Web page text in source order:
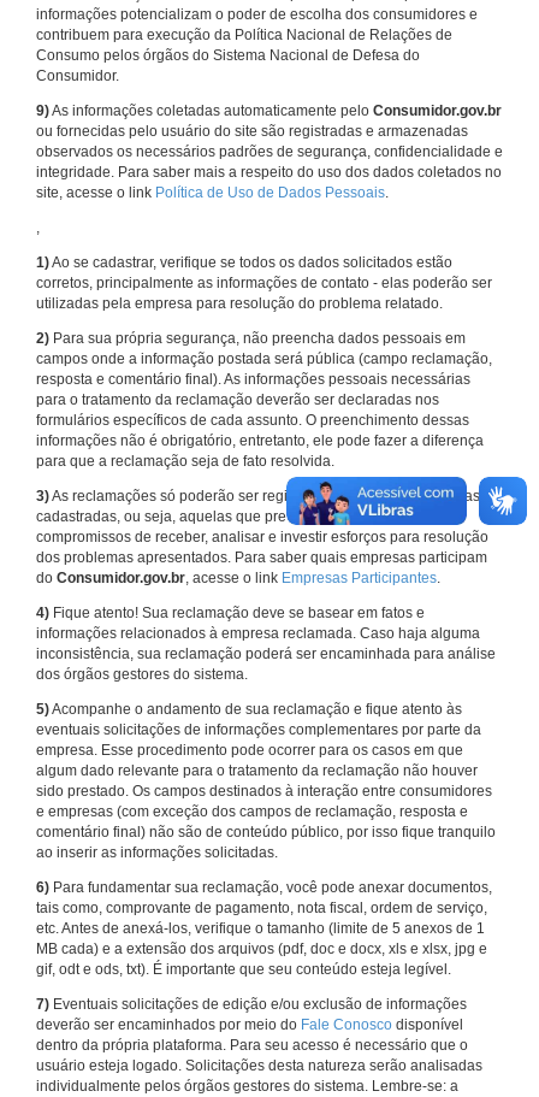
informações potencializam o poder de escolha dos consumidores e
contribuem para execução da Política Nacional de Relações de
Consumo pelos órgãos do Sistema Nacional de Defesa do
Consumidor.
9)As informações coletadas automaticamente pelo Consumidor.gov.br
ou fornecidas pelo usuário do site são registradas e armazenadas
observados os necessários padrões de segurança, confidencialidade e
integridade. Para saber mais a respeito do uso dos dados coletados no
site, acesse o link Política de Uso de Dados Pessoais.
,
1)Ao se cadastrar, verifique se todos os dados solicitados estão
corretos, principalmente as informações de contato - elas poderão ser
utilizadas pela empresa para resolução do problema relatado.
2) Para sua própria segurança, não preencha dados pessoais em
campos onde a informação postada será pública (campo reclamação,
resposta e comentário final). As informações pessoais necessárias
para o tratamento da reclamação deverão ser declaradas nos
formulários específicos de cada assunto. O preenchimento dessas
informações não é obrigatório, entretanto, ele pode fazer a diferença
para que a reclamação seja de fato resolvida.
3)As reclamações só poderão ser registradas em face de empresas
cadastradas, ou seja, aquelas que previamente assumiram
compromissos de receber, analisar e investir esforços para resolução
dos problemas apresentados. Para saber quais empresas participam
do Consumidor.gov.br, acesse o link Empresas Participantes.
4) Fique atento! Sua reclamação deve se basear em fatos e
informações relacionados à empresa reclamada. Caso haja alguma
inconsistência, sua reclamação poderá ser encaminhada para análise
dos órgãos gestores do sistema.
5)Acompanhe o andamento de sua reclamação e fique atento às
eventuais solicitações de informações complementares por parte da
empresa. Esse procedimento pode ocorrer para os casos em que
algum dado relevante para o tratamento da reclamação não houver
sido prestado. Os campos destinados à interação entre consumidores
e empresas (com exceção dos campos de reclamação, resposta e
comentário final) não são de conteúdo público, por isso fique tranquilo
ao inserir as informações solicitadas.
6) Para fundamentar sua reclamação, você pode anexar documentos,
tais como, comprovante de pagamento, nota fiscal, ordem de serviço,
etc. Antes de anexá-los, verifique o tamanho (limite de 5 anexos de 1
MB cada) e a extensão dos arquivos (pdf, doc e docx, xls e xlsx, jpg e
gif, odt e ods, txt). É importante que seu conteúdo esteja legível.
7) Eventuais solicitações de edição e/ou exclusão de informações
deverão ser encaminhados por meio do Fale Conosco disponível
dentro da própria plataforma. Para seu acesso é necessário que o
usuário esteja logado. Solicitações desta natureza serão analisadas
individualmente pelos órgãos gestores do sistema. Lembre-se: a